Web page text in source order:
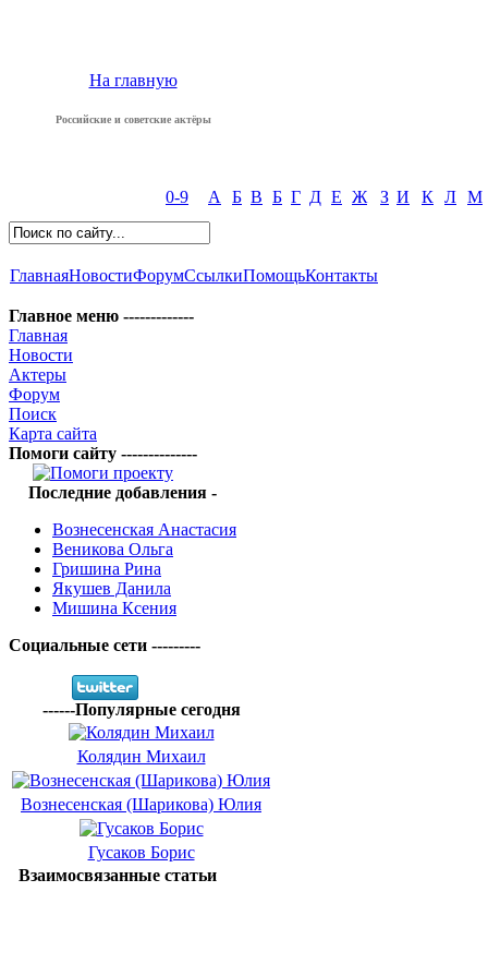
На главную
Российские и советские актёры
0-9 А Б В Б Г Д Е Ж З И К Л М
ГлавнаяНовостиФорумСсылкиПомощьКонтакты
Главное меню -------------
Главная
Новости
Актеры
Форум
Поиск
Карта сайта
Помоги сайту --------------
Последние добавления -
Вознесенская Анастасия
Веникова Ольга
Гришина Рина
Якушев Данила
Мишина Ксения
Социальные сети ---------
------Популярные сегодня
Колядин Михаил
Вознесенская (Шарикова) Юлия
Гусаков Борис
Взаимосвязанные статьи